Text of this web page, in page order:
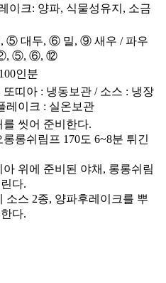
이크: 양파, 식물성유지, 소금
⑤ 대두, ⑥ 밀, ⑨ 새우 / 파우
⑤, ⑥, ⑫
인분
또띠아 : 냉동보관 / 소스 : 냉장
레이크 : 실온보관
씻어 준비한다.
롱쉬림프 170도 6~8분 튀긴
위에 준비된 야채, 롱롱쉬림
다.
스 2종, 양파후레이크를 뿌
다.